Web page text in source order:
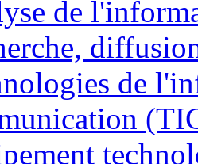
de
de